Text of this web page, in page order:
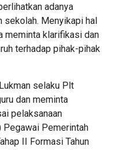
adanya
sekolah. Menyikapi hal
meminta klarifikasi dan
terhadap pihak-pihak
selaku Plt
dan meminta
pelaksanaan
Pegawai Pemerintah
II Formasi Tahun